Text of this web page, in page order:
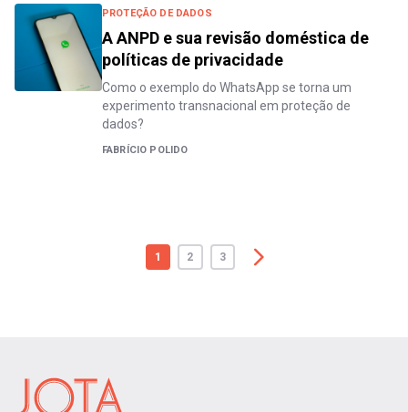
PROTEÇÃO DE DADOS
A ANPD e sua revisão doméstica de
políticas de privacidade
Como o exemplo do WhatsApp se torna um
experimento transnacional em proteção de
dados?
FABRÍCIO POLIDO
1 2 3